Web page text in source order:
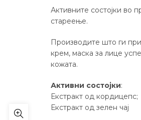
Активните состојки во
стареење.
Производите што ги
крем, маска за лице
кожата.
Активни состојки:
Екстракт од кордицепс;
Екстракт од зелен чај